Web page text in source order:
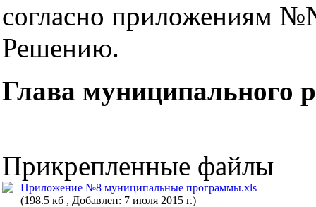
согласно приложениям
Решению.
Глава муниципального
Прикрепленные файлы
Приложение №8 муниципальные программы.xls
(198.5 кб , Добавлен: 7 июля 2015 г.)